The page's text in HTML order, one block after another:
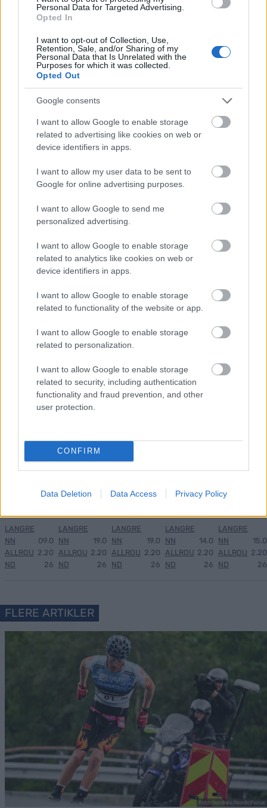
Personal Data for Targeted Advertising.
Opted In
I want to opt-out of Collection, Use,
Retention, Sale, and/or Sharing of my
Personal Data that Is Unrelated with the
Purposes for which it was collected.
Opted Out
Google consents
I want to allow Google to enable storage
related to advertising like cookies on web or
device identifiers in apps.
I want to allow my user data to be sent to
Google for online advertising purposes.
I want to allow Google to send me
personalized advertising.
I want to allow Google to enable storage
related to analytics like cookies on web or
device identifiers in apps.
I want to allow Google to enable storage
related to functionality of the website or app.
I want to allow Google to enable storage
related to personalization.
I want to allow Google to enable storage
related to security, including authentication
functionality and fraud prevention, and other
user protection.
CONFIRM
Data Deletion Data Access Privacy Policy
– 15:00: 10km fristil, menn
Startlister og starttider, detaljer og resultater
Søndag 5. februar: Stafett 4×7.5km
– 11:00: 4×7.5km stafett, kvinner
– 13:00: 4×7.5km stafett, menn
Startlister og starttider, detaljer og resultater
Meld deg på vårt nyhetsbrev
MEST LEST
verde
nsmes
ter –
gå
OL-
sprint
LANGRE
NN
ALLROU
ND
09.0
2.20
26
for
sitt
sjette
strake
disse
går
OL-
ila for
LANGRE
NN
ALLROU
ND
19.0
2.20
26
går
OL-
femm
LANGRE
NN
ALLROU
ND
19.0
2.20
26
OL-
gullet
i
De er
ster
LANGRE
NN
ALLROU
ND
14.0
2.20
26
LANGRE
NN
ALLROU
ND
15.0
2.20
26
FLERE ARTIKLER
Foto: Nordnes/NordicFocus